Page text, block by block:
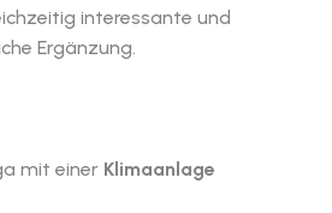
interessante und
Ergänzung.
mit einer Klimaanlage